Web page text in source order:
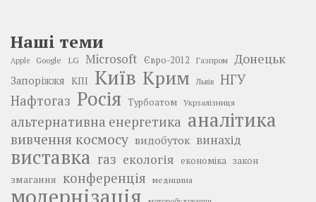
Наші теми
Apple Google LG Microsoft Євро-2012 Газпром Донецьк
Запоріжжя КПІ Київ Крим Львів
НГУ
Нафтогаз Росія Турбоатом Укрзалізниця
альтернативна енергетика аналітика
вивчення космосу видобуток винахід
виставка газ екологія економіка закон
змагання конференція медицина
модернізація